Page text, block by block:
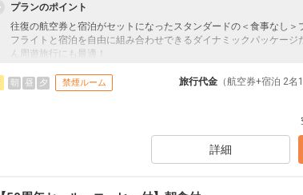
■施設使用料のご案内
添い寝幼児（0～6歳の未就学児）は、現地にて施設使用料がかりま
（税込）
プランのポイント
往復の航空券と宿泊がセットになったスタンダードの＜食事なし＞
フライトと宿泊を自由に組み合わせできるダイナミックパッケージ
ん周遊旅行にも最適！
JALマイレージ会員の方にはフライトマイルが50%貯まります。
地下1,000ｍから湧き出す自家源泉を使用した「玄海さつき温泉」で
ホテルの2階に位置しており、広々とした内湯、岩造りの露天風呂
□営業時間：15:00～23:00/翌朝06:00～10:00
■施設使用料のご案内
朝 昼 夕 禁煙ルーム 旅行代金 （航空券+宿泊 2
詳細